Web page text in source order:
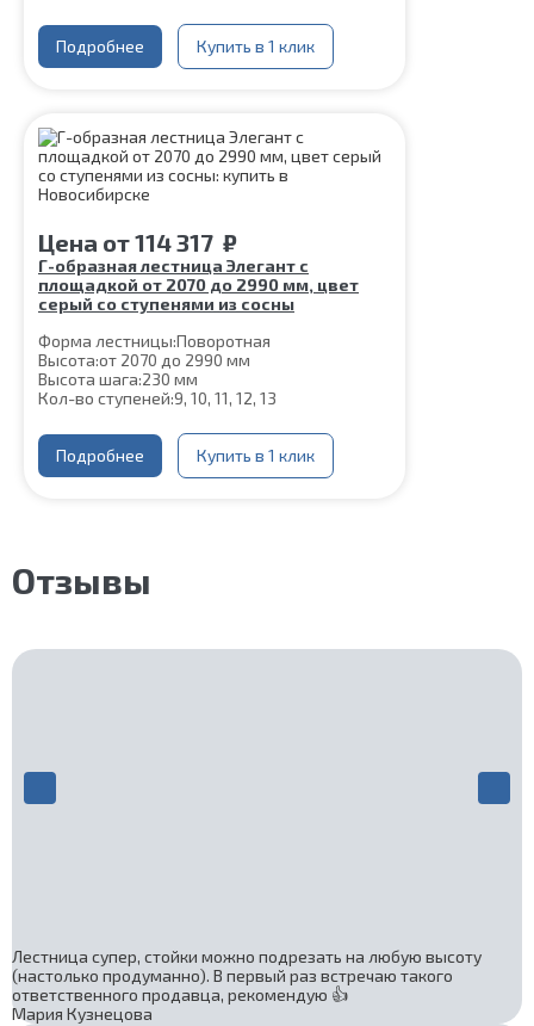
Глубина ступени:
300 мм
Материал каркаса:
Сталь
Материал ступеней:Сосна
Угол наклона: 45°
Срок гарантии (на металлокаркас):25 лет
Подробнее Купить в 1 клик
Цена от114 317 ₽
Г-образная лестница Элегант с
площадкой от 2070 до 2990 мм, цвет
серый со ступенями из сосны
Форма лестницы:Поворотная
Высота:от 2070 до 2990 мм
Высота шага:230 мм
Кол-во ступеней:9, 10, 11, 12, 13
Глубина ступени:
300 мм
Ширина марша:
900 мм
Материал каркаса:Сталь
Подробнее Купить в 1 клик
Отзывы
Лестница супер, стойки можно подрезать на любую высоту
(настолько продуманно). В первый раз встречаю такого
ответственного продавца, рекомендую 👍
Мария Кузнецова